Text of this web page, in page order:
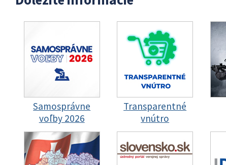
Samosprávne
voľby 2026
Transparentné
vnútro